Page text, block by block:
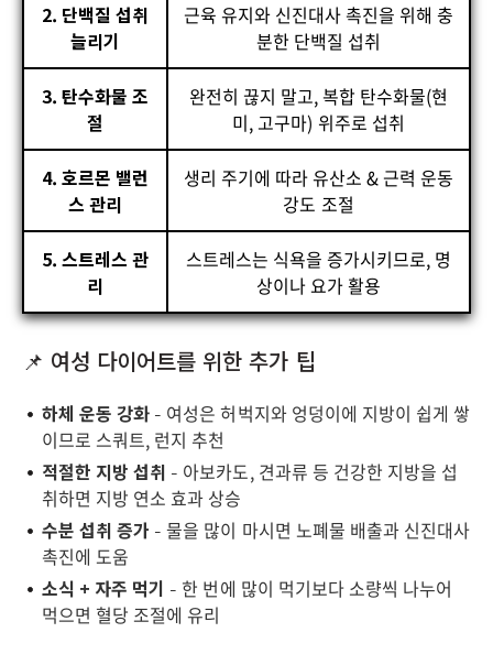
2. 단백질 섭취
늘리기
근육 유지와 신진대사 촉진을 위해 충
분한 단백질 섭취
3. 탄수화물 조
절
완전히 끊지 말고, 복합 탄수화물(현
미, 고구마) 위주로 섭취
4. 호르몬 밸런
스 관리
생리 주기에 따라 유산소 & 근력 운동
강도 조절
5. 스트레스 관
리
스트레스는 식욕을 증가시키므로, 명
상이나 요가 활용
📌 여성 다이어트를 위한 추가 팁
하체 운동 강화 – 여성은 허벅지와 엉덩이에 지방이 쉽게 쌓
이므로 스쿼트, 런지 추천
적절한 지방 섭취 – 아보카도, 견과류 등 건강한 지방을 섭
취하면 지방 연소 효과 상승
수분 섭취 증가 – 물을 많이 마시면 노폐물 배출과 신진대사
촉진에 도움
소식 + 자주 먹기 – 한 번에 많이 먹기보다 소량씩 나누어
먹으면 혈당 조절에 유리